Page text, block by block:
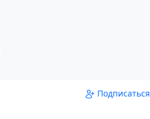
Подписаться